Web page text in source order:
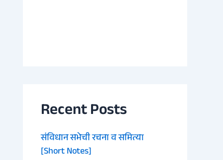
Recent Posts
संविधान सभेची रचना व समित्या
[Short Notes]